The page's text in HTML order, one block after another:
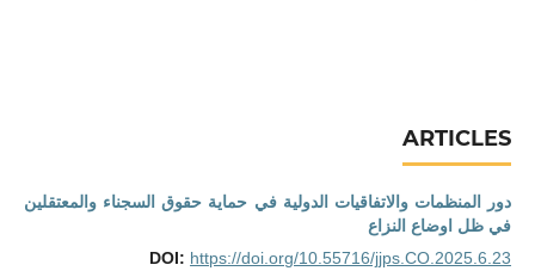
ARTICLES
دور المنظمات والاتفاقيات الدولية في حماية حقوق السجناء والمعتقلين
في ظل اوضاع النزاع
DOI: https://doi.org/10.55716/jjps.CO.2025.6.23